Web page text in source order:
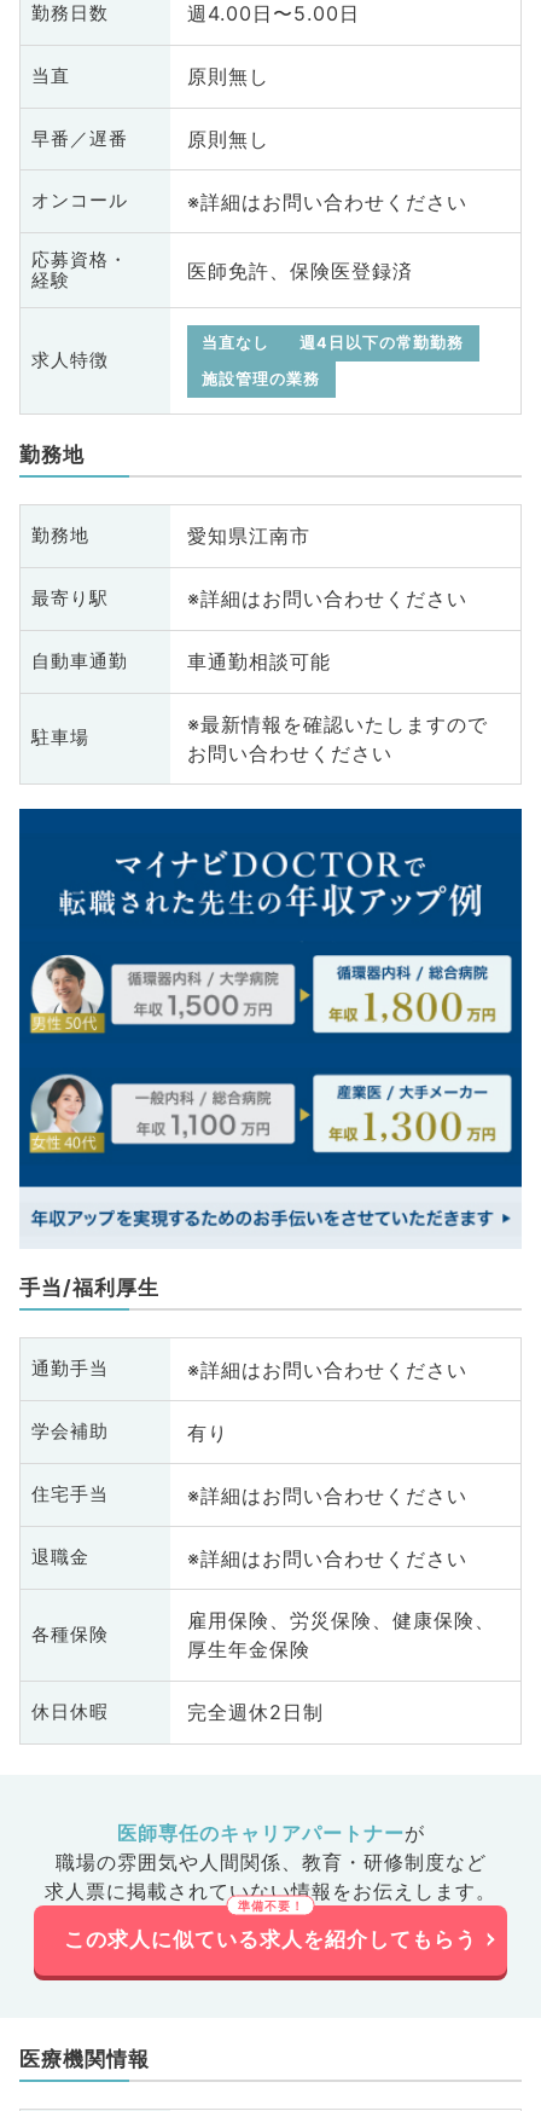
勤務日数 週4.00日〜5.00日
当直 原則無し
早番／遅番 原則無し
オンコール ※詳細はお問い合わせください
応募資格・
経験
医師免許、保険医登録済
求人特徴
当直なし
週4日以下の常勤勤務
施設管理の業務
勤務地
勤務地 愛知県江南市
最寄り駅 ※詳細はお問い合わせください
自動車通勤 車通勤相談可能
駐車場
※最新情報を確認いたしますので
お問い合わせください
手当/福利厚生
通勤手当 ※詳細はお問い合わせください
学会補助 有り
住宅手当 ※詳細はお問い合わせください
退職金 ※詳細はお問い合わせください
各種保険
雇用保険、労災保険、健康保険、
厚生年金保険
休日休暇 完全週休2日制
医師専任のキャリアパートナーが
職場の雰囲気や人間関係、 教育・研修制度など
求人票に掲載されていない情報をお伝えします。
この求人に似ている求人を紹介してもらう
医療機関情報